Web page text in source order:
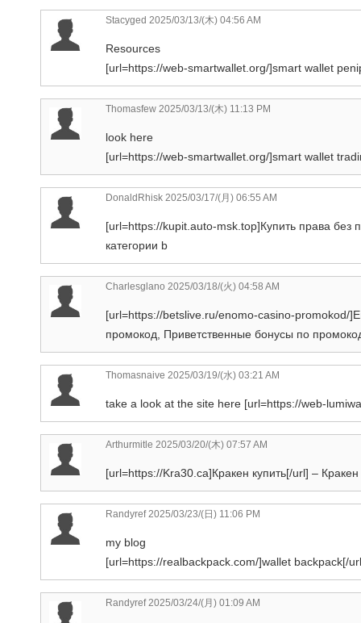
Stacyged 2025/03/13/(木) 04:56 AM
Resources
[url=https://web-smartwallet.org/]smart wallet
Thomasfew 2025/03/13/(木) 11:13 PM
look here
[url=https://web-smartwallet.org/]smart wallet
DonaldRhisk 2025/03/17/(月) 06:55 AM
[url=https://kupit.auto-msk.top]Купить права без
категории b
Charlesglano 2025/03/18/(火) 04:58 AM
[url=https://betslive.ru/enomo-casino-promokod/
промокод, Приветственные бонусы по
Thomasnaive 2025/03/19/(水) 03:21 AM
take a look at the site here [url=https://web-
Arthurmitle 2025/03/20/(木) 07:57 AM
[url=https://Kra30.ca]Кракен купить[/url] –
Randyref2025/03/23/(日) 11:06 PM
my blog
[url=https://realbackpack.com/]wallet backpack[/
Randyref2025/03/24/(月) 01:09 AM